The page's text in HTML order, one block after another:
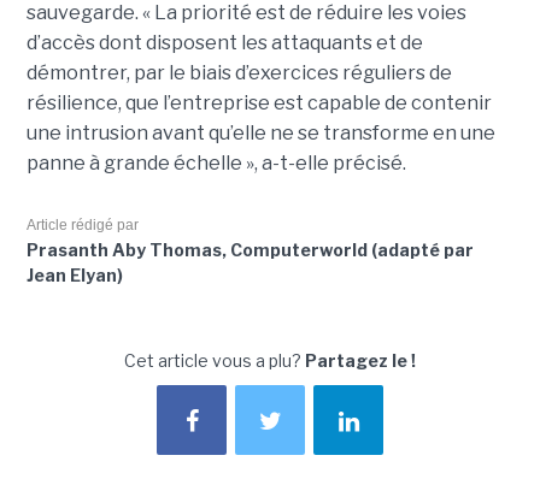
sauvegarde. « La priorité est de réduire les voies
d’accès dont disposent les attaquants et de
démontrer, par le biais d’exercices réguliers de
résilience, que l’entreprise est capable de contenir
une intrusion avant qu’elle ne se transforme en une
panne à grande échelle », a-t-elle précisé.
Article rédigé par
Prasanth Aby Thomas, Computerworld (adapté par
Jean Elyan)
Cet article vous a plu? Partagez le !